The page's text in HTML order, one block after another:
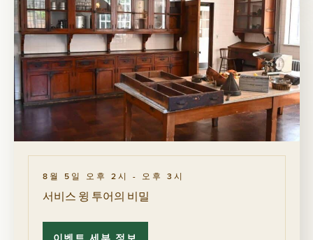
8월 5일 오후 2시 - 오후 3시
서비스 윙 투어의 비밀